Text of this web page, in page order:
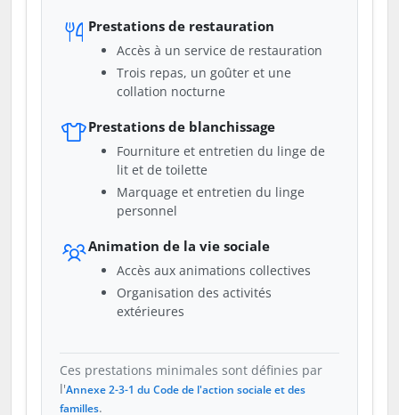
Prestations de restauration
Accès à un service de restauration
Trois repas, un goûter et une
collation nocturne
Prestations de blanchissage
Fourniture et entretien du linge de
lit et de toilette
Marquage et entretien du linge
personnel
Animation de la vie sociale
Accès aux animations collectives
Organisation des activités
extérieures
Ces prestations minimales sont définies par
l'Annexe 2-3-1 du Code de l'action sociale et des
familles.